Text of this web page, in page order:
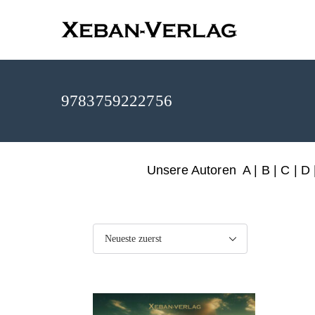
9783759222756
Unsere AutorenA| B C D